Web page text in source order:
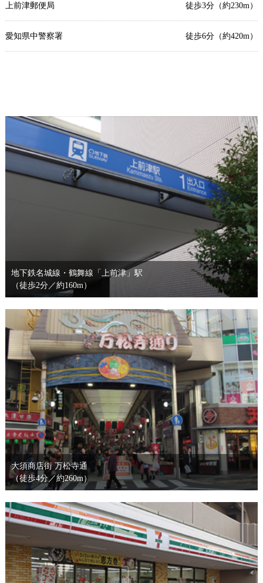
上前津郵便局 徒歩3分（約230m）
愛知県中警察署 徒歩6分（約420m）
地下鉄名城線・鶴舞線「上前津」駅
（徒歩2分／約160m）
大須商店街 万松寺通
（徒歩4分／約260m）